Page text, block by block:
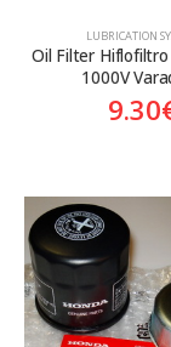
LUBRICATION
Oil Filter Hiflofiltro
1000V
9.30